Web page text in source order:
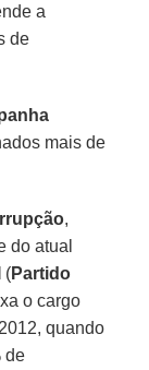
a
de
mais de
,
do atual
(Partido
o cargo
quando
de